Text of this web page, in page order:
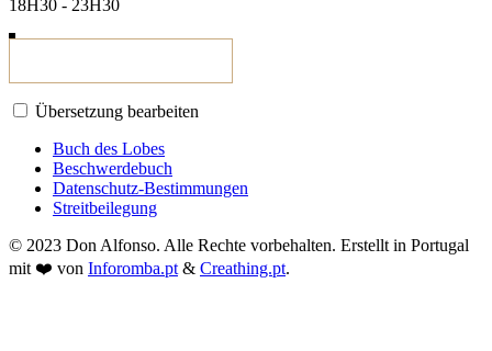
18H30 - 23H30
Übersetzung bearbeiten
Buch des Lobes
Beschwerdebuch
Datenschutz-Bestimmungen
Streitbeilegung
© 2023 Don Alfonso. Alle Rechte vorbehalten. Erstellt in Portugal
mit ❤️ von Inforomba.pt & Creathing.pt.